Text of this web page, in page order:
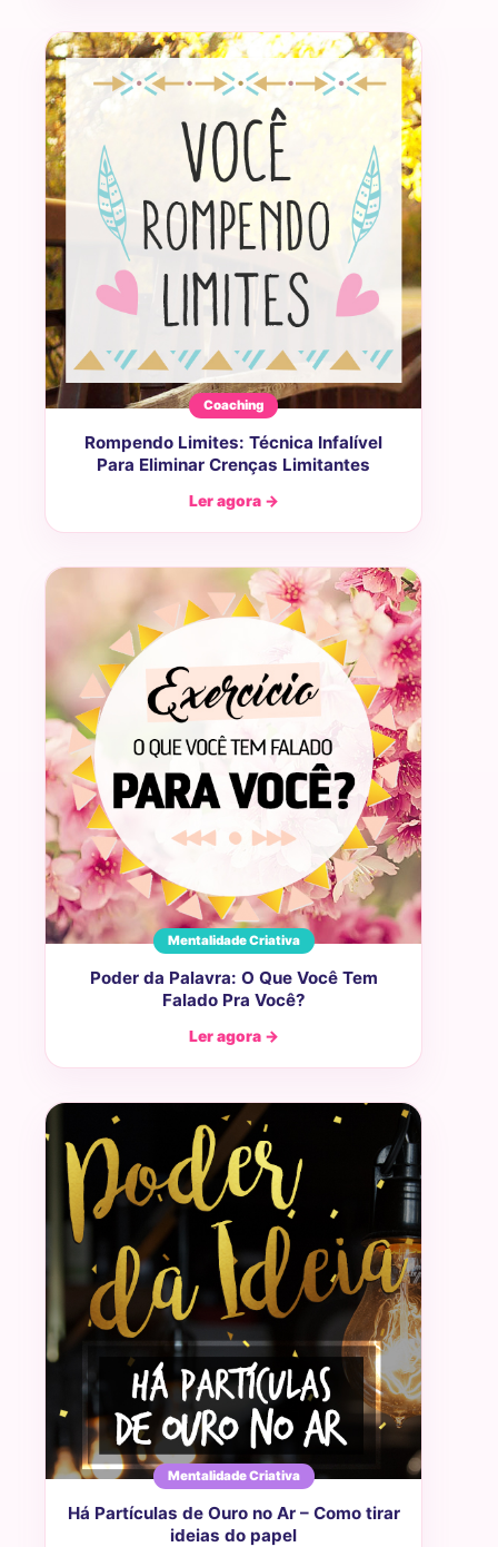
Coaching
Rompendo Limites: Técnica Infalível
Para Eliminar Crenças Limitantes
Ler agora →
Mentalidade Criativa
Poder da Palavra: O Que Você Tem
Falado Pra Você?
Ler agora →
Mentalidade Criativa
Há Partículas de Ouro no Ar – Como tirar
ideias do papel